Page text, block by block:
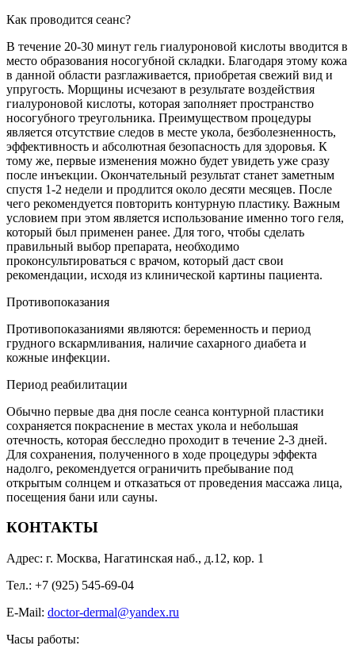
Как проводится сеанс?
В течение 20-30 минут гель гиалуроновой кислоты вводится в
место образования носогубной складки. Благодаря этому кожа
в данной области разглаживается, приобретая свежий вид и
упругость. Морщины исчезают в результате воздействия
гиалуроновой кислоты, которая заполняет пространство
носогубного треугольника. Преимуществом процедуры
является отсутствие следов в месте укола, безболезненность,
эффективность и абсолютная безопасность для здоровья. К
тому же, первые изменения можно будет увидеть уже сразу
после инъекции. Окончательный результат станет заметным
спустя 1-2 недели и продлится около десяти месяцев. После
чего рекомендуется повторить контурную пластику. Важным
условием при этом является использование именно того геля,
который был применен ранее. Для того, чтобы сделать
правильный выбор препарата, необходимо
проконсультироваться с врачом, который даст свои
рекомендации, исходя из клинической картины пациента.
Противопоказания
Противопоказаниями являются: беременность и период
грудного вскармливания, наличие сахарного диабета и
кожные инфекции.
Период реабилитации
Обычно первые два дня после сеанса контурной пластики
сохраняется покраснение в местах укола и небольшая
отечность, которая бесследно проходит в течение 2-3 дней.
Для сохранения, полученного в ходе процедуры эффекта
надолго, рекомендуется ограничить пребывание под
открытым солнцем и отказаться от проведения массажа лица,
посещения бани или сауны.
КОНТАКТЫ
Адрес: г. Москва, Нагатинская наб., д.12, кор. 1
Тел.: +7 (925) 545-69-04
E-Mail: doctor-dermal@yandex.ru
Часы работы: